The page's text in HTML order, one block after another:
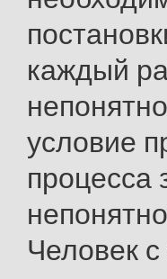
каждый
условие
процесса
Человек